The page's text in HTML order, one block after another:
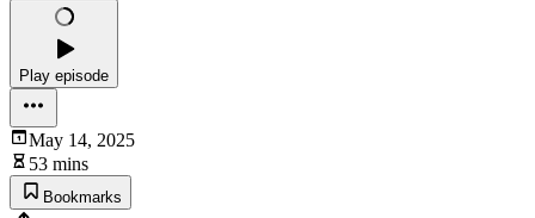
Play episode
May 14, 2025
53 mins
Bookmarks